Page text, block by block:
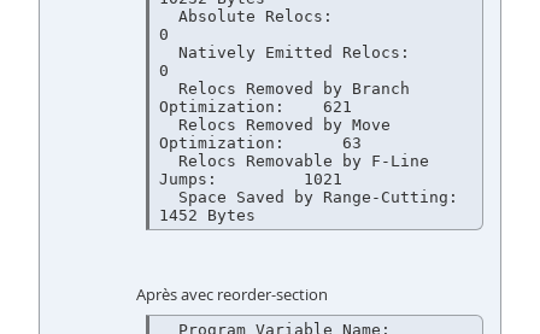
0
0
Optimization:    621
Optimization:      63
Jumps:         1021
Après avec reorder-section